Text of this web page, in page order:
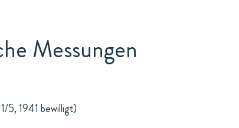
Messungen
5, 1941 bewilligt)